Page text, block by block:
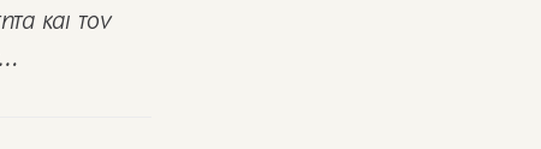
και τον